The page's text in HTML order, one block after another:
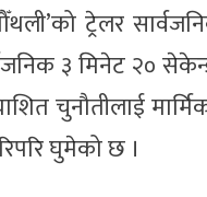
ट्रेलर
३ मिनेट २०
चुनौतीलाई
घुमेको छ ।